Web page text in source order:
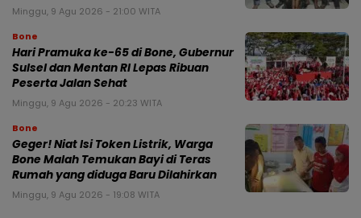
Minggu, 9 Agu 2026 - 21:00 WITA
Bone
Hari Pramuka ke-65 di Bone, Gubernur
Sulsel dan Mentan RI Lepas Ribuan
Peserta Jalan Sehat
Minggu, 9 Agu 2026 - 20:23 WITA
Bone
Geger! Niat Isi Token Listrik, Warga
Bone Malah Temukan Bayi di Teras
Rumah yang diduga Baru Dilahirkan
Minggu, 9 Agu 2026 - 19:08 WITA